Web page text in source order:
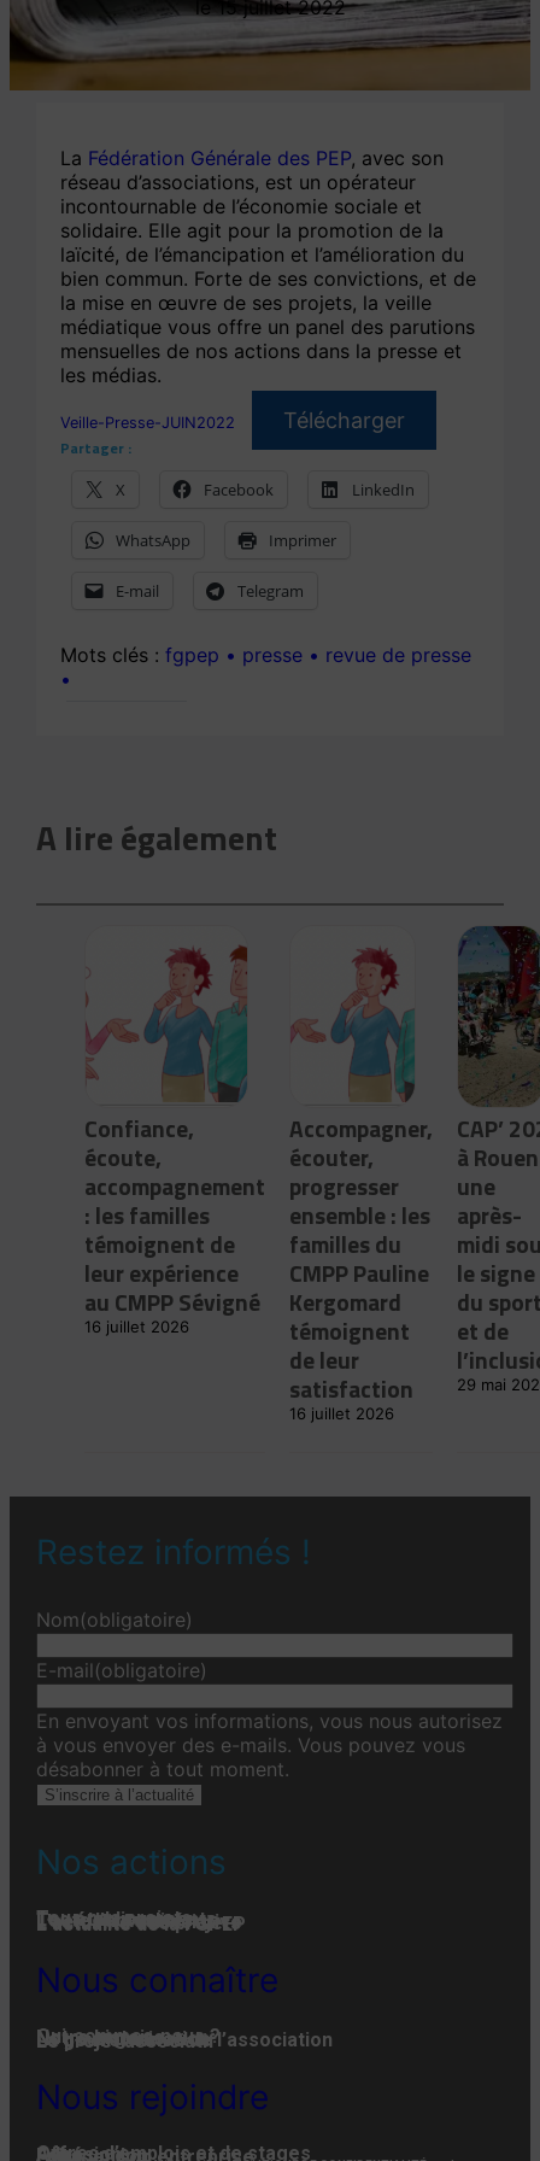
15 juillet 2022
La Fédération Générale des PEP, avec son
réseau d’associations, est un opérateur
incontournable de l’économie sociale et
solidaire. Elle agit pour la promotion de la
laïcité, de l’émancipation et l’amélioration du
bien commun. Forte de ses convictions, et de
la mise en œuvre de ses projets, la veille
médiatique vous offre un panel des parutions
mensuelles de nos actions dans la presse et
les médias.
Veille-Presse-JUIN2022 Télécharger
Partager :
X Facebook LinkedIn
WhatsApp Imprimer
E-mail Telegram
fgpep presse revue de presse
A lire également
Confiance,
écoute,
accompagnement
: les familles
témoignent de
leur expérience
au CMPP Sévigné
16 juillet 2026
Accompagner,
écouter,
progresser
ensemble : les
familles du
CMPP Pauline
Kergomard
témoignent
de leur
satisfaction
16 juillet 2026
CAP’
à
une
après-
midi
le signe
du
et de
29 mai
Restez informés !
Nom(obligatoire)
E-mail(obligatoire)
En envoyant vos informations, vous nous autorisez
à vous envoyer des e-mails. Vous pouvez vous
désabonner à tout moment.
S’inscrire à l’actualité
Nos actions
Tous nos projets
Les établissements
Toute l’actualité
L'actualité associative
L’actualité des projets
L’actualité de la FGPEP
Nous connaître
Qui-sommes-nous ?
Notre histoire
Notre organisation
La gouvernance de l’association
Le projet associatif
Nous rejoindre
Offres d’emplois et de stages
Adhésion
Faire un don
Engager son entreprise